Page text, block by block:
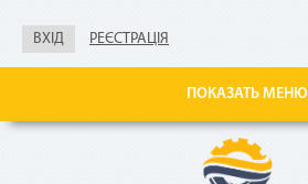
ВХІД РЕЄСТРАЦІЯ
ПОКАЗАТЬ МЕНЮ
справка о доходах